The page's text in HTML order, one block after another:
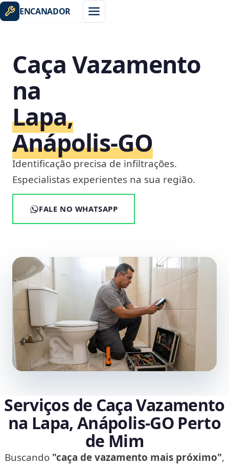
ENCANADOR
Caça Vazamento
na
Lapa,
Anápolis‑GO
Identificação precisa de infiltrações.
Especialistas experientes na sua região.
FALE NO WHATSAPP
Serviços de Caça Vazamento
na Lapa, Anápolis‑GO Perto
de Mim
Buscando "caça de vazamento mais próximo",